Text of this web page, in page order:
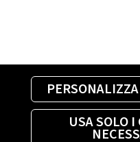
PERSONALIZZA
USA SOLO I